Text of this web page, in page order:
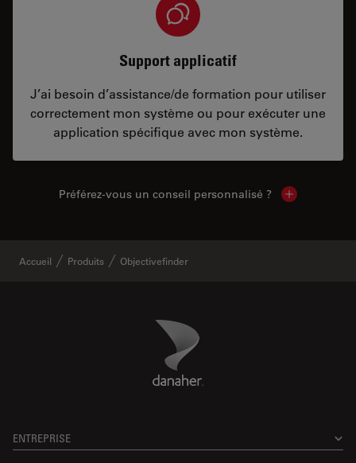
Support applicatif
J’ai besoin d’assistance/de formation pour utiliser
correctement mon système ou pour exécuter une
application spécifique avec mon système.
Préférez-vous un conseil personnalisé ? Show local
Accueil Produits Objectivefinder
Danaher Logo
ENTREPRISE